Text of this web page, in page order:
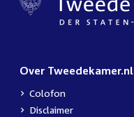
Over Tweedekamer.nl
Colofon
Disclaimer